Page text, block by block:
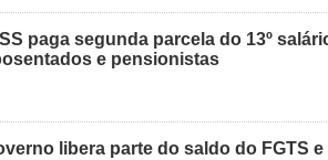
paga segunda parcela do 13º
e pensionistas
libera parte do saldo do FGTS e